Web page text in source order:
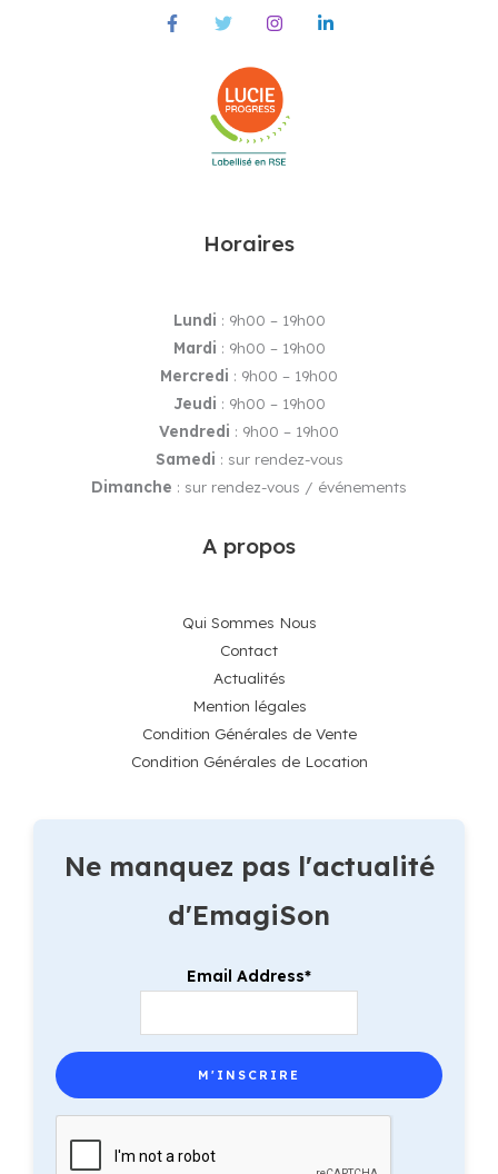
Horaires
Lundi : 9h00 – 19h00
Mardi : 9h00 – 19h00
Mercredi : 9h00 – 19h00
Jeudi : 9h00 – 19h00
Vendredi : 9h00 – 19h00
Samedi : sur rendez-vous
Dimanche : sur rendez-vous / événements
A propos
Qui Sommes Nous
Contact
Actualités
Mention légales
Condition Générales de Vente
Condition Générales de Location
Ne manquez pas l'actualité
d'EmagiSon
Email Address*